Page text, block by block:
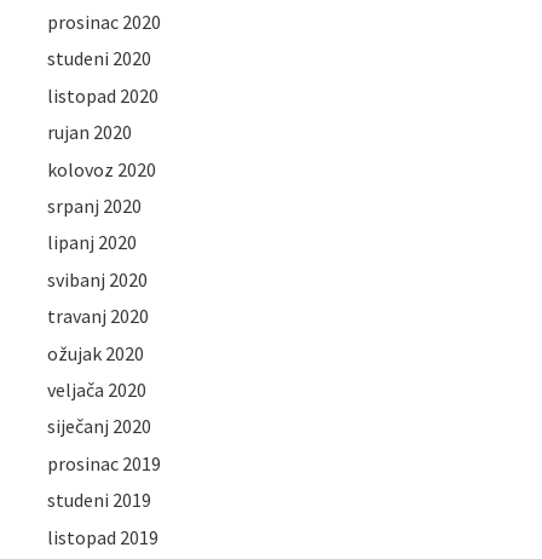
prosinac 2020
studeni 2020
listopad 2020
rujan 2020
kolovoz 2020
srpanj 2020
lipanj 2020
svibanj 2020
travanj 2020
ožujak 2020
veljača 2020
siječanj 2020
prosinac 2019
studeni 2019
listopad 2019